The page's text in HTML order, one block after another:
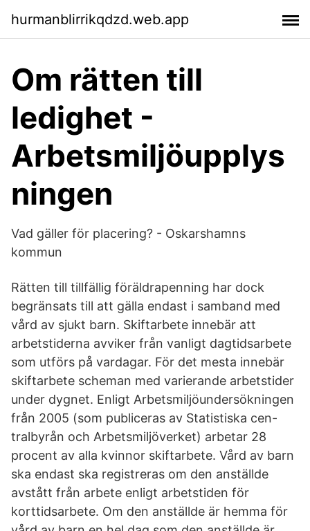
hurmanblirrikqdzd.web.app
Om rätten till
ledighet -
Arbetsmiljöupplys
ningen
Vad gäller för placering? - Oskarshamns
kommun
Rätten till tillfällig föräldrapenning har dock
begränsats till att gälla endast i samband med
vård av sjukt barn. Skiftarbete innebär att
arbetstiderna avviker från vanligt dagtidsarbete
som utförs på vardagar. För det mesta innebär
skiftarbete scheman med varierande arbetstider
under dygnet. Enligt Arbetsmiljöundersökningen
från 2005 (som publiceras av Statistiska cen-
tralbyrån och Arbetsmiljöverket) arbetar 28
procent av alla kvinnor skiftarbete. Vård av barn
ska endast ska registreras om den anställde
avstått från arbete enligt arbetstiden för
korttidsarbete. Om den anställde är hemma för